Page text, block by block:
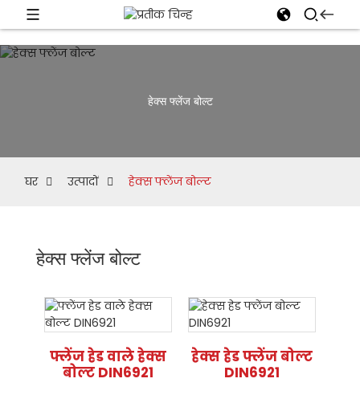
हेक्स फ्लेंज बोल्ट
घर उत्पादों हेक्स फ्लेंज बोल्ट
हेक्स फ्लेंज बोल्ट
फ्लेंज हेड वाले हेक्स
बोल्ट DIN6921
हेक्स हेड फ्लेंज बोल्ट
DIN6921